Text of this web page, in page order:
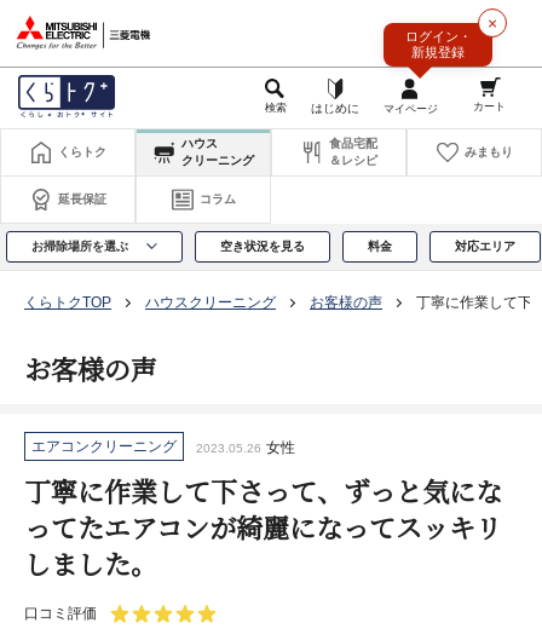
×
ログイン・
新規登録
くらトク
ハウス
クリーニング
食品宅配
＆レシピ
みまもり
延長保証 コラム
お掃除場所を選ぶ 空き状況を見る 料金 対応エリア
くらトクTOP ハウスクリーニング お客様の声 丁寧に作業して下
お客様の声
エアコンクリーニング 2023.05.26 女性
丁寧に作業して下さって、ずっと気にな
ってたエアコンが綺麗になってスッキリ
しました。
口コミ評価